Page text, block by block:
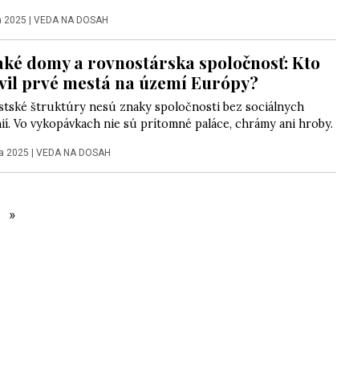
2025 VEDA NA DOSAH
domy a rovnostárska spoločnosť: Kto
prvé mestá na území Európy?
štruktúry nesú znaky spoločnosti bez sociálnych
Vo vykopávkach nie sú prítomné paláce, chrámy ani hroby.
2025 VEDA NA DOSAH
»